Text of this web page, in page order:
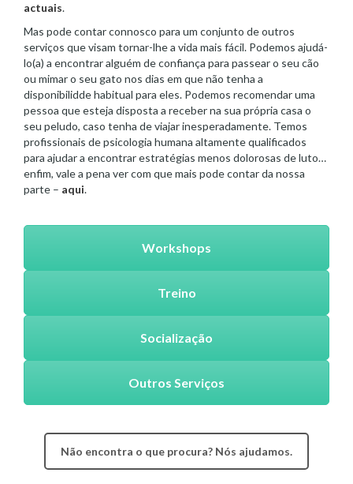
actuais.
Mas pode contar connosco para um conjunto de outros
serviços que visam tornar-lhe a vida mais fácil. Podemos ajudá-
lo(a) a encontrar alguém de confiança para passear o seu cão
ou mimar o seu gato nos dias em que não tenha a
disponibilidde habitual para eles. Podemos recomendar uma
pessoa que esteja disposta a receber na sua própria casa o
seu peludo, caso tenha de viajar inesperadamente. Temos
profissionais de psicologia humana altamente qualificados
para ajudar a encontrar estratégias menos dolorosas de luto…
enfim, vale a pena ver com que mais pode contar da nossa
parte – aqui.
Workshops
Treino
Socialização
Outros Serviços
Não encontra o que procura? Nós ajudamos.